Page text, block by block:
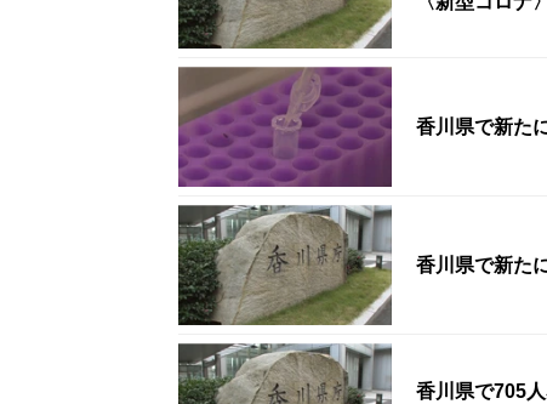
香川県で新た
香川県で新た
香川県で705